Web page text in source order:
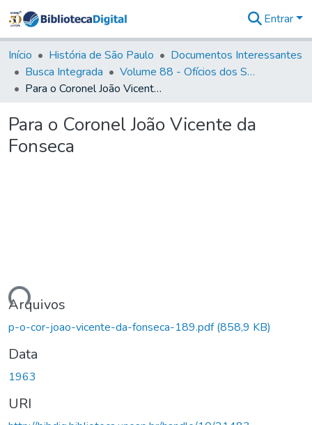
&
Coleções
Tudo na
Biblioteca
Estatísticas
Entrar
Início História de São Paulo
Documentos Interessantes
Busca Integrada
Volume 88 - Ofícios dos Senhores Governadores Interinos da Capitania de São Paulo (1817- 1819)
Para o Coronel João Vicente da Fonseca
Para o Coronel João Vicente da
Fonseca
Arquivos
p-o-cor-joao-vicente-da-fonseca-189.pdf(858,9 KB)
Data
1963
URI